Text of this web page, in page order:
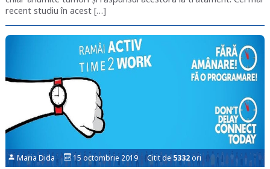
recent studiu în acest […]
Maria Dida 15 octombrie 2019 Citit de 5332ori